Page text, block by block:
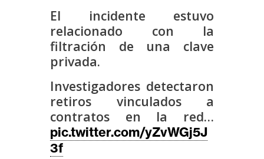
El incidente estuvo
relacionado con la
filtración de una clave
privada.
Investigadores detectaron
retiros vinculados a
contratos en la red…
pic.twitter.com/yZvWGj5J
3f